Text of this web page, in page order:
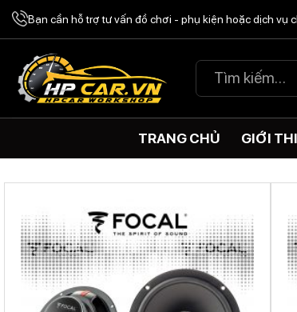
Chuyển
đến
dung
Bạn cần hỗ trợ tư vấn đồ chơi - phụ kiện hoặc dịch vụ
Tìm
kiếm:
TRANG CHỦ GIỚI